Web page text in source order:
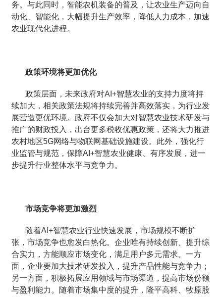
务。与此同时，智能农机装备的普及，让农业生产迈向自
动化、智能化，大幅提升生产效率，降低人力成本，加速
农业现代化进程。
政策环境将更加优化
政策层面，未来政府对AI+智慧农业的支持力度将持
续加大，相关政策法规将持续完善并高效落实，为行业发
展营造更优环境。政府不仅会加大对智慧农业技术研发与
推广的财政投入，出台更多税收优惠政策，还将大力推进
农村地区5G网络与物联网基础设施建设。此外，强化行
业监管与规范，保障AI+智慧农业健康、有序发展，进一
步提升行业整体水平与竞争力。
市场竞争将更加激烈
随着AI+智慧农业行业快速发展，市场规模不断扩
张，市场竞争也愈发白热化。企业唯有持续创新、提升综
合实力，方能顺应市场变化，满足用户多元需求。一方
面，企业要加大技术研发投入，提升产品性能与竞争力；
另一方面，积极拓展应用领域与市场渠道，提高市场份额
与盈利能力。随着市场集中度的提升，隆平高科、牧原股